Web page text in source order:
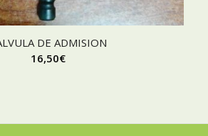
DE ADMISION
16,50€